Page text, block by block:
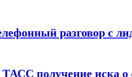
разговор с
получение иска